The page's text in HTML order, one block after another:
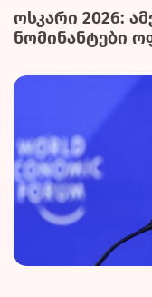
ოსკარი 2026:
ნომინანტები